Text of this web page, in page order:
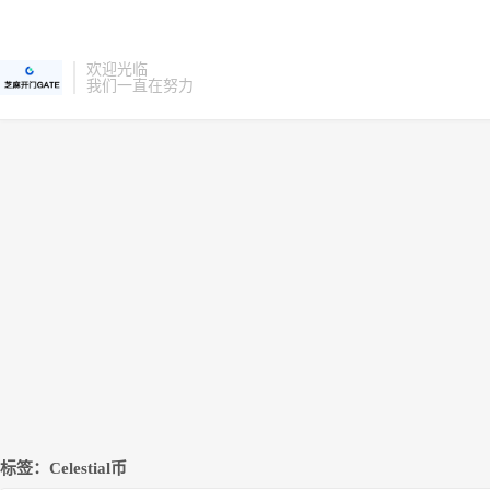
欢迎光临
我们一直在努力
标签：Celestial币